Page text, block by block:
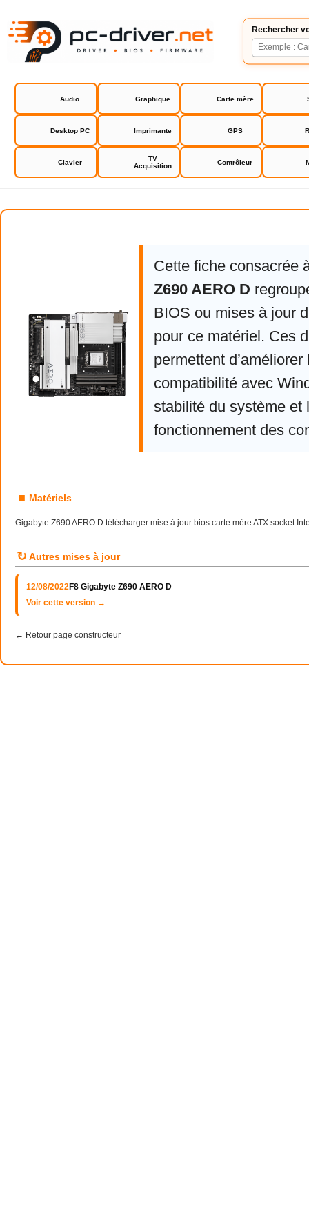
Rechercher
Audio Graphique Carte mère
Desktop PC Imprimante GPS
Clavier
TV
Acquisition
Contrôleur
Gigabyte Z690 AERO D
Cette fiche consacrée
Z690 AERO D
BIOS ou mises à jour
pour ce matériel. Ces
permettent d’améliorer
compatibilité avec
stabilité du système et
fonctionnement des
■ Matériels
Gigabyte Z690 AERO D télécharger mise à jour bios carte mère ATX socket
↻ Autres mises à jour
12/08/2022F8 Gigabyte Z690 AERO D
Voir cette version →
← Retour page constructeur